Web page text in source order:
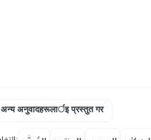
अन्य अनुवादहरूलार्इ प्रस्तुत गर